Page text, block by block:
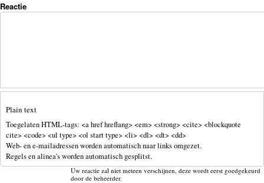
Reactie
Plain text
Toegelaten HTML-tags: <a href hreflang> <em> <strong> <cite> <blockquote
cite> <code> <ul type> <ol start type> <li> <dl> <dt> <dd>
Web- en e-mailadressen worden automatisch naar links omgezet.
Regels en alinea's worden automatisch gesplitst.
Uw reactie zal niet meteen verschijnen, deze wordt eerst goedgekeurd
door de beheerder.